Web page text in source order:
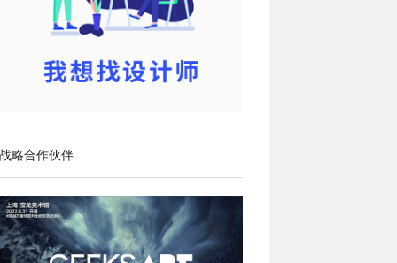
略合作伙伴